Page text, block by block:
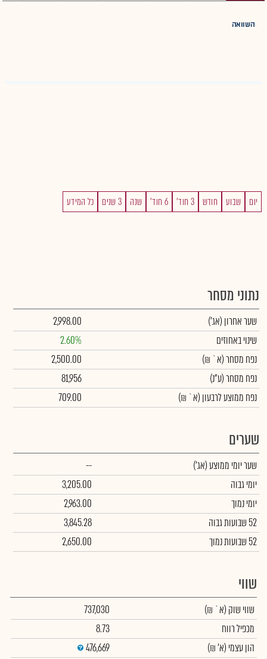
השוואה
יום שבוע חודש 3 חוד' 6 חוד' שנה 3 שנים כל המידע
נתוני מסחר
שער אחרון (אג')
2,998.00
שינוי באחוזים
2.60%
נפח מסחר(א` ₪)
2,500.00
נפח מסחר(ע"נ)
81,956
נפח ממוצע לרבעון (א` ₪)
709.00
שערים
שער יומי ממוצע(אג')
--
יומי גבוה
3,205.00
יומי נמוך
2,963.00
52 שבועות גבוה
3,845.28
52 שבועות נמוך
2,650.00
שווי
שווי שוק (א` ₪)
737,030
מכפיל רווח
8.73
הון עצמי (א' ₪)
476,669